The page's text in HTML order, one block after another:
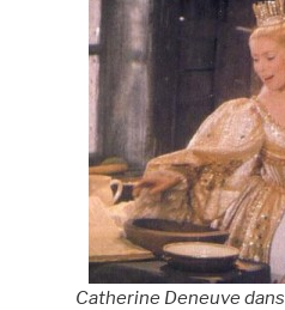
Catherine Deneuve dans